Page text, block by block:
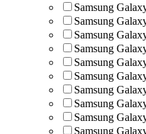
Samsung
Samsung
Samsung
Samsung
Samsung
Samsung
Samsung
Samsung
Samsung
Samsung